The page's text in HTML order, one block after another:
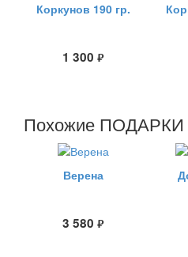
Коркунов 190 гр.
1 300 руб.
Похожие ПОДАРКИ
Верена
3 580 руб.